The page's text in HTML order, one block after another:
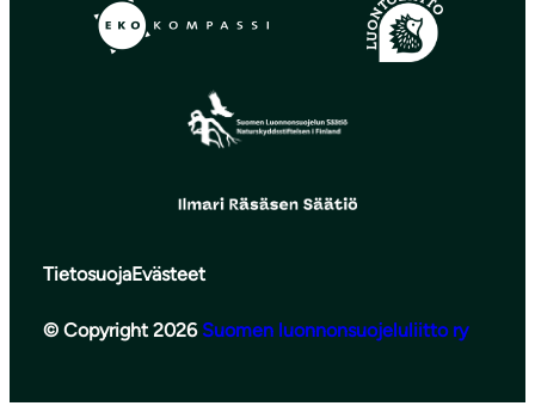
TietosuojaEvästeet
© Copyright 2026 Suomen luonnonsuojeluliitto ry